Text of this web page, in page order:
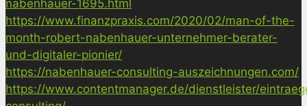
nabenhauer-1695.html
https://www.finanzpraxis.com/2020/02/man-of-the-
month-robert-nabenhauer-unternehmer-berater-
und-digitaler-pionier/
https://nabenhauer-consulting-auszeichnungen.com/
https://www.contentmanager.de/dienstleister/